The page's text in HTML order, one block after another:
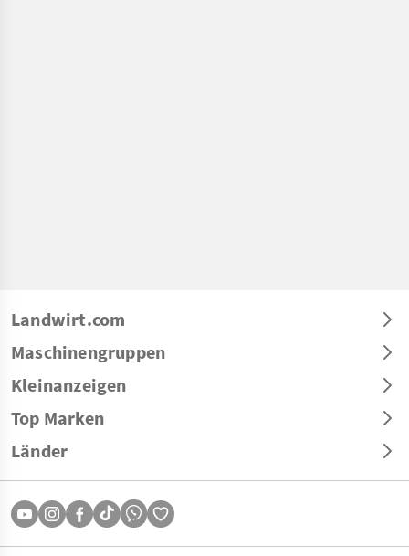
Landwirt.com
Maschinengruppen
Kleinanzeigen
Top Marken
Länder